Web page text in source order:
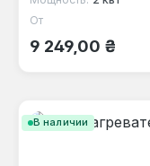
Обычная цена:
От
9 249,00 ₴
В наличии